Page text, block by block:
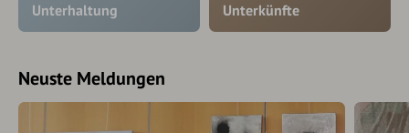
Unterhaltung Unterkünfte
Neuste Meldungen